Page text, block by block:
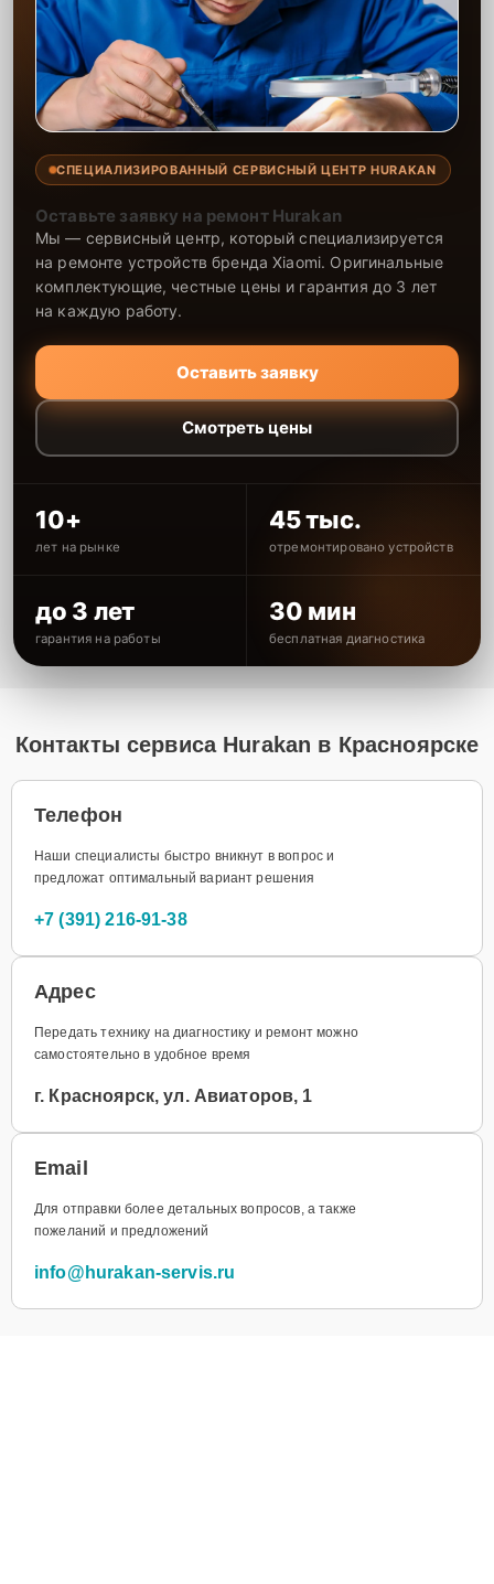
СПЕЦИАЛИЗИРОВАННЫЙ СЕРВИСНЫЙ ЦЕНТР HURAKAN
Оставьте заявку на ремонт Hurakan
Мы — сервисный центр, который специализируется
на ремонте устройств бренда Xiaomi. Оригинальные
комплектующие, честные цены и гарантия до 3 лет
на каждую работу.
Оставить заявку
Смотреть цены
10+
лет на рынке
45 тыс.
отремонтировано устройств
до 3 лет
гарантия на работы
30 мин
бесплатная диагностика
Контакты сервиса Hurakan в Красноярске
Телефон
Наши специалисты быстро вникнут в вопрос и
предложат оптимальный вариант решения
+7 (391) 216-91-38
Адрес
Передать технику на диагностику и ремонт можно
самостоятельно в удобное время
г. Красноярск, ул. Авиаторов, 1
Email
Для отправки более детальных вопросов, а также
пожеланий и предложений
info@hurakan-servis.ru